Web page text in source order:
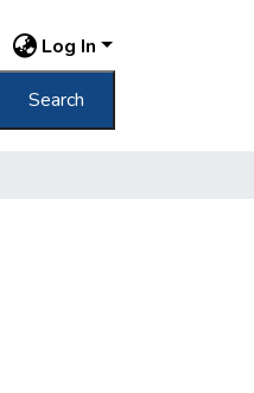
Log In
Search